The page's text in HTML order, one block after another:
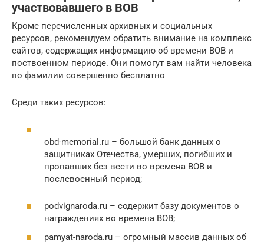
участвовавшего в ВОВ
Кроме перечисленных архивных и социальных
ресурсов, рекомендуем обратить внимание на комплекс
сайтов, содержащих информацию об времени ВОВ и
поствоенном периоде. Они помогут вам найти человека
по фамилии совершенно бесплатно
Среди таких ресурсов:
obd-memorial.ru – большой банк данных о
защитниках Отечества, умерших, погибших и
пропавших без вести во времена ВОВ и
послевоенный период;
podvignaroda.ru – содержит базу документов о
награждениях во времена ВОВ;
pamyat-naroda.ru – огромный массив данных об